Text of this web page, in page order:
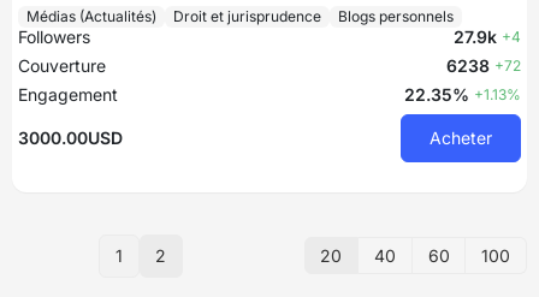
Médias (Actualités) Droit et jurisprudence Blogs personnels
Followers 27.9k +4
Couverture 6238 +72
Engagement 22.35% +1.13%
3000.00USD Acheter
1 2 20 40 60 100